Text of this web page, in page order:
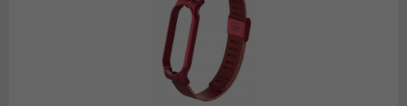
opakowaniu smartwatcha).